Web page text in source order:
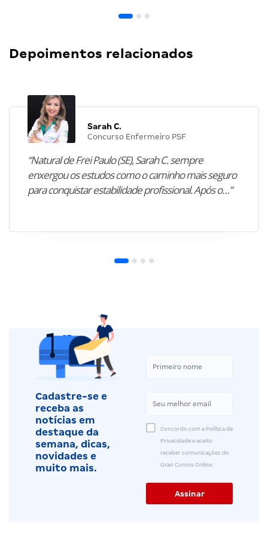
Depoimentos relacionados
Sarah C.
Concurso Enfermeiro PSF
“Natural de Frei Paulo (SE), Sarah C. sempre
enxergou os estudos como o caminho mais seguro
para conquistar estabilidade profissional. Após o…”
Cadastre-se e
receba as
notícias em
destaque da
semana, dicas,
novidades e
muito mais.
Concordo com a Política de
Privacidade e aceito
receber comunicações do
Gran Cursos Online.